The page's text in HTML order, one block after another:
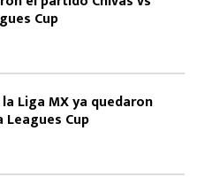
Cup
Liga MX ya quedaron
Cup